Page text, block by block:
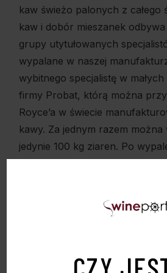
kaw świeżo palonych z całego
kaw i dobór mieszanek
grupy utytułowanych
wypalane w naszej
wybitnego specjalistę w
firmy Probat, którą można
Royce’a w świecie
kawy. Za jednym razem
jedynie 100 kg ziaren. Po
zachować pełnię walorów
procedura ma miejsce tuż
umożliwiającym pozbycie się